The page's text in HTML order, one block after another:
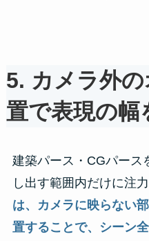
5. カメラ外
置で表現の幅
建築パース・CGパース
し出す範囲内だけに注
は、カメラに映らない
置することで、シーン